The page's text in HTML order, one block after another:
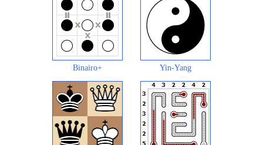
Binairo+ Yin-Yang